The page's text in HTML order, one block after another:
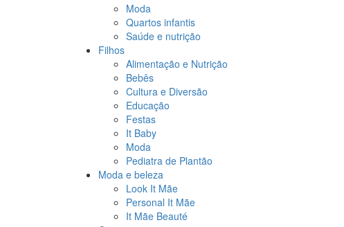
Moda
Quartos infantis
Saúde e nutrição
Filhos
Alimentação e Nutrição
Bebês
Cultura e Diversão
Educação
Festas
It Baby
Moda
Pediatra de Plantão
Moda e beleza
Look It Mãe
Personal It Mãe
It Mãe Beauté